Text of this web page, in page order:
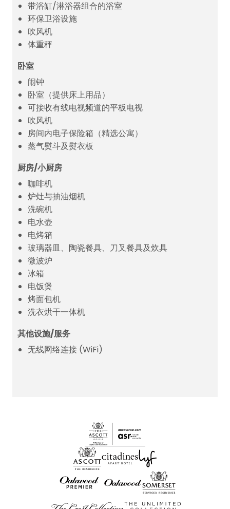
带浴缸/淋浴器组合的浴室
环保卫浴设施
吹风机
体重秤
卧室
闹钟
卧室（提供床上用品）
可接收有线电视频道的平板电视
吹风机
房间内电子保险箱（精选公寓）
蒸气熨斗及熨衣板
厨房/小厨房
咖啡机
炉灶与抽油烟机
洗碗机
电水壶
电烤箱
玻璃器皿、陶瓷餐具、刀叉餐具及炊具
微波炉
冰箱
电饭煲
烤面包机
洗衣烘干一体机
其他设施/服务
无线网络连接 (WiFi)